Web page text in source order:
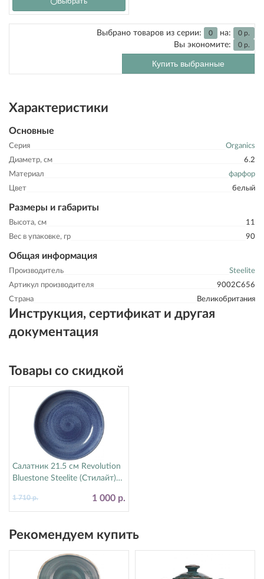
Выбрано товаров из серии: 0 на: 0 р.
Вы экономите: 0 р.
Купить выбранные
Характеристики
Основные
Серия
Organics
Диаметр, см
6.2
Материал
фарфор
Цвет
белый
Размеры и габариты
Высота, см
11
Вес в упаковке, гр
90
Общая информация
Производитель
Steelite
Артикул производителя
9002C656
Страна
Великобритания
Инструкция, сертификат и другая
документация
Товары со скидкой
Салатник 21.5 см Revolution
Bluestone Steelite (Стилайт)
1 000 р.
1 710 р.
Рекомендуем купить